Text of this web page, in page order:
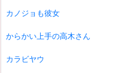
カノジョも彼女
からかい上手の高木さん
カラビヤウ